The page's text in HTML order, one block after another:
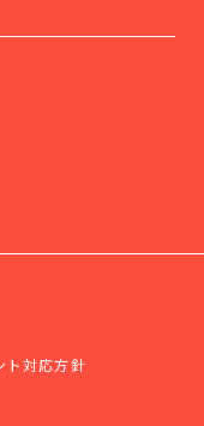
ト対応方針